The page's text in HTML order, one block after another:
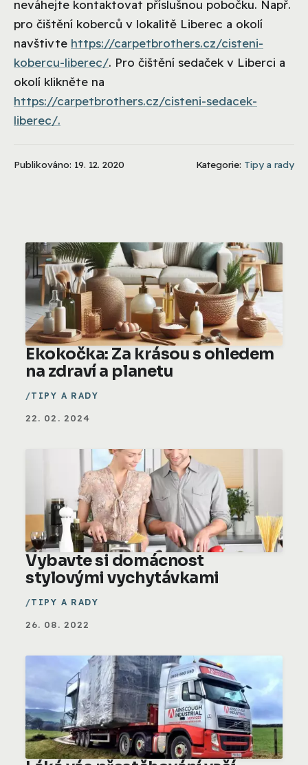
neváhejte kontaktovat příslušnou pobočku. Např.
pro čištění koberců v lokalitě Liberec a okolí
navštivte https://carpetbrothers.cz/cisteni-
kobercu-liberec/. Pro čištění sedaček v Liberci a
okolí klikněte na
https://carpetbrothers.cz/cisteni-sedacek-
liberec/.
Publikováno: 19. 12. 2020 Kategorie: Tipy a rady
Ekokočka: Za krásou s ohledem
na zdraví a planetu
TIPY A RADY
22. 02. 2024
Vybavte si domácnost
stylovými vychytávkami
TIPY A RADY
26. 08. 2022